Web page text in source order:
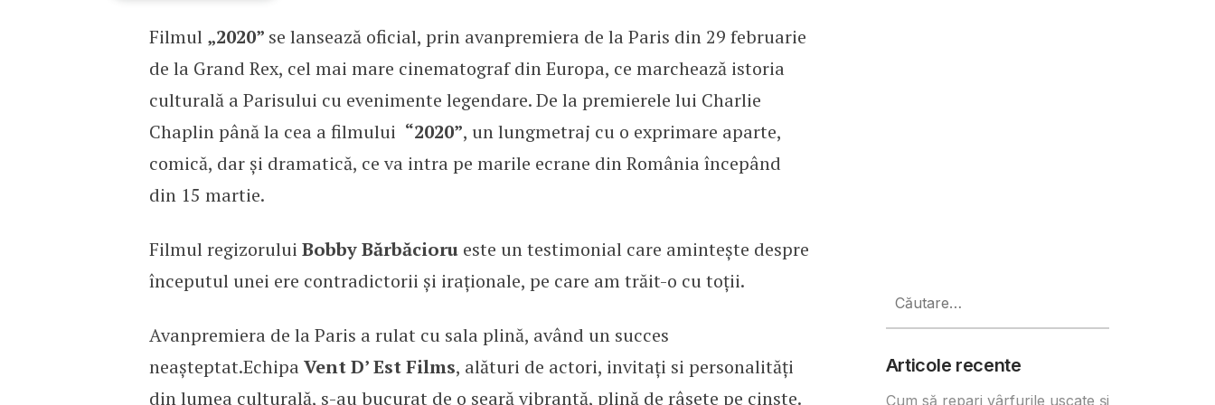
„2020” – o comedie neagră cu iz de dramă și bucluc, din 15 martie în cinematografe
Filmul „2020” se lansează oficial, prin avanpremiera de la Paris din 29 februarie
de la Grand Rex, cel mai mare cinematograf din Europa, ce marchează istoria
culturală a Parisului cu evenimente legendare. De la premierele lui Charlie
Chaplin până la cea a filmului “2020”, un lungmetraj cu o exprimare aparte,
comică, dar și dramatică, ce va intra pe marile ecrane din România începând
din 15 martie.
Filmul regizorului Bobby Bărbăciorueste un testimonial care amintește despre
începutul unei ere contradictorii și iraționale, pe care am trăit-o cu toții.
Avanpremiera de la Paris a rulat cu sala plină, având un succes
neașteptat.Echipa Vent D’ Est Films, alături de actori, invitați si personalități
din lumea culturală, s-au bucurat de o seară vibrantă, plină de râsete pe cinste.
după:
Articole recente
Cum să repari vârfurile uscate și